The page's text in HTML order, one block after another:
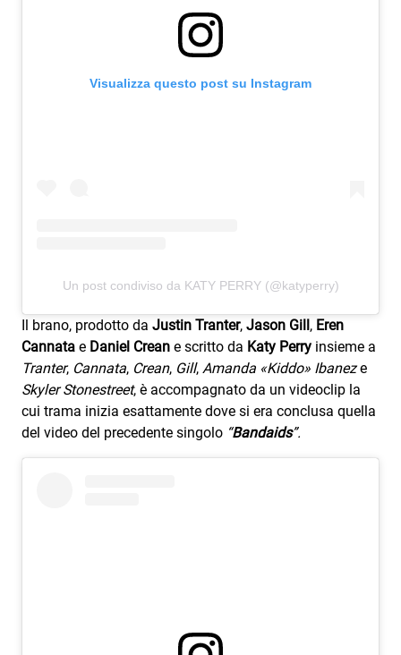
Visualizza questo post su Instagram
Un post condiviso da KATY PERRY (@katyperry)
Il brano, prodotto da Justin Tranter, Jason Gill , Eren
Cannata e Daniel Crean e scritto da Katy Perry insieme a
Tranter, Cannata, Crean, Gill, Amanda «Kiddo» Ibaneze
Skyler Stonestreet, è accompagnato da un videoclip la
cui trama inizia esattamente dove si era conclusa quella
del video del precedente singolo “Bandaids”.